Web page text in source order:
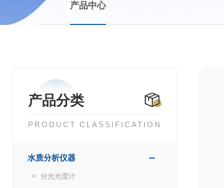
产品中心
产品分类
PRODUCT CLASSIFICATION
水质分析仪器
分光光度计